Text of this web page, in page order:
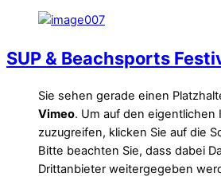
SUP & Beachsports
Sie sehen gerade einen
Vimeo. Um auf den eigentlichen
zuzugreifen, klicken Sie auf die
Bitte beachten Sie, dass dabei
Drittanbieter weitergegeben